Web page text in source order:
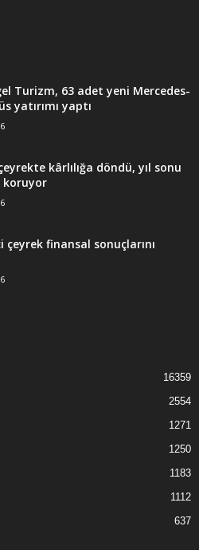
Turizm, 63 adet yeni Mercedes-
yatırımı yaptı
kârlılığa döndü, yıl sonu
koruyor
çeyrek finansal sonuçlarını
16359
2554
1271
1250
1183
1112
637